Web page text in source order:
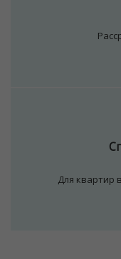
Для квартир
Для обеспечения